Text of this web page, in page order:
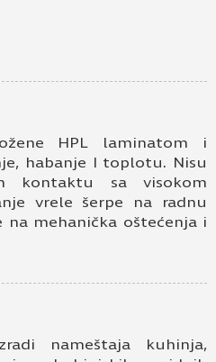
HPL laminatom i
habanje I toplotu. Nisu
kontaktu sa visokom
vrele šerpe na radnu
na mehanička oštećenja i
nameštaja kuhinja,